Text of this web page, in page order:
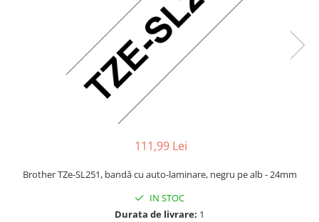
111,99 Lei
Brother TZe-SL251, bandă cu auto-laminare, negru pe alb - 24mm
IN STOC
Durata de livrare: 1